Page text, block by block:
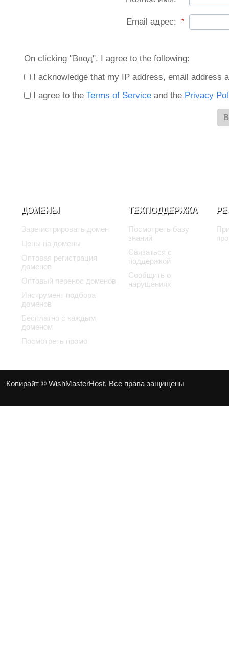
Email адрес: *
On clicking "Ввод", I agree to the following:
I acknowledge that my IP address, email address
I agree to the Terms of Service and the Privacy
ДОМЕНЫ
Зарегистрировать домен
Цены на домены
Оптовая регистрация
доменов
Оптовый перенос доменов
Инструмент подбора
доменов
Бесплатно с каждым
доменом
Посмотреть промо
ТЕХПОДДЕРЖКА
Посмотреть базу
знаний
Связаться с
поддержкой
Сообщить о
нарушениях
Копирайт © WishMasterHost. Все права защищены